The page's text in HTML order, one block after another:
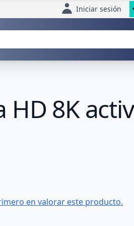
Iniciar sesión
HD 8K
en valorar este producto.